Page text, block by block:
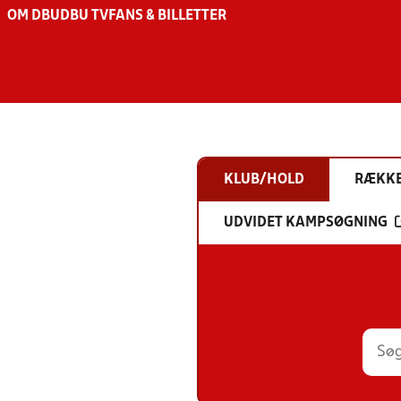
OM DBU DBU TV FANS & BILLETTER
KLUB/HOLD
UDVIDET KAMPSØGNING